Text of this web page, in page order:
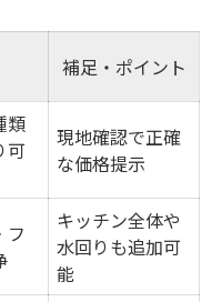
補足・ポイント
類
可
現地確認で正確
な価格提示
フ
キッチン全体や
水回りも追加可
能